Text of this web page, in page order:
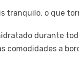
tranquilo, o que
durante
comodidades a